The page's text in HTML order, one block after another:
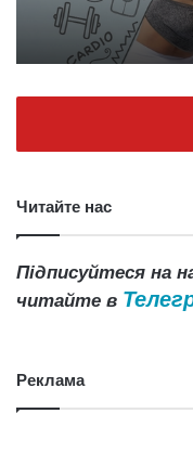
Читайте нас
Підписуйтеся на
читайте в
Реклама